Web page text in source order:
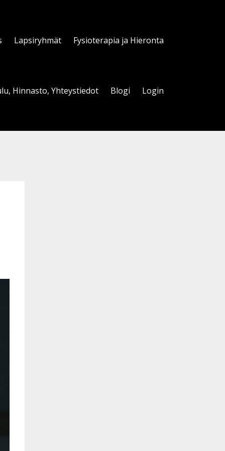
Lapsiryhmät Fysioterapia ja Hieronta
Hinnasto, Yhteystiedot Blogi Login